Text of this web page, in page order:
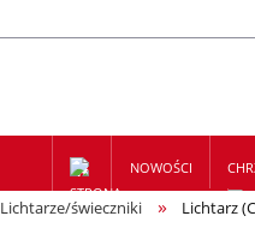
NOWOŚCI
Lichtarze/świeczniki » Lichtarz